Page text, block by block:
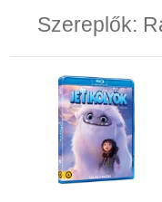
Szereplők: